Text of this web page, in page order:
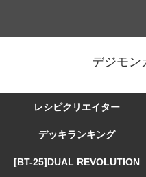
デジモン
レシピクリエイター
デッキランキング
[BT-25]DUAL REVOLUTION